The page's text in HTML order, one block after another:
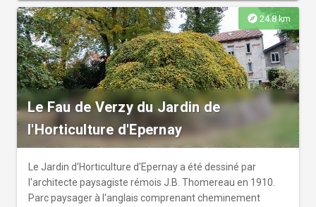
explore 24.8 km
Le Fau de Verzy du Jardin de
l'Horticulture d'Epernay
Le Jardin d'Horticulture d'Epernay a été dessiné par
l'architecte paysagiste rémois J.B. Thomereau en 1910.
Parc paysager à l'anglais comprenant cheminement